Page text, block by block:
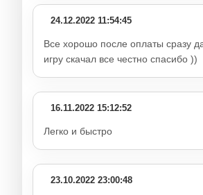
24.12.2022 11:54:45
Все хорошо после оплаты сразу
игру скачал все честно спасибо ))
16.11.2022 15:12:52
Легко и быстро
23.10.2022 23:00:48